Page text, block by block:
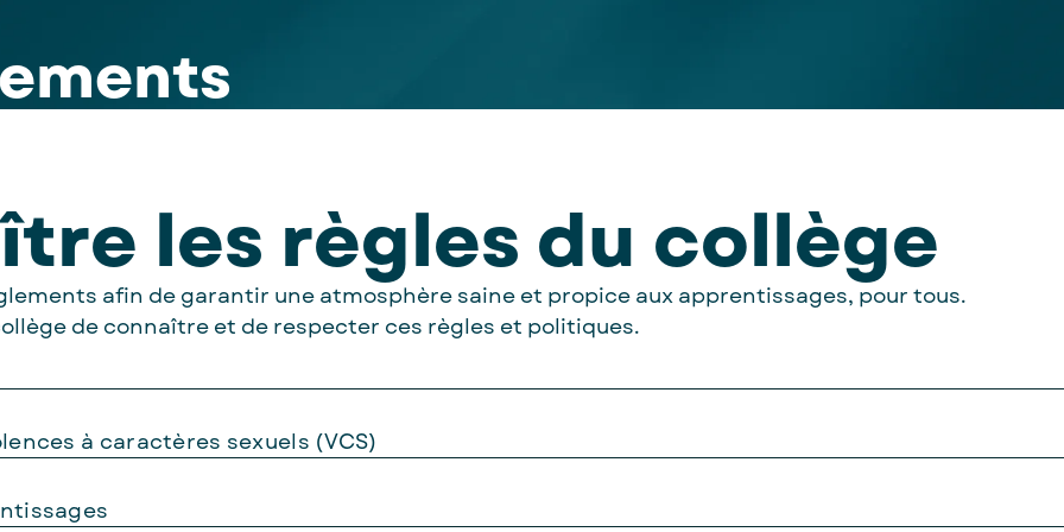
les règles du collège
afin de garantir une atmosphère saine et propice aux apprentissages, pour tous.
de connaître et de respecter ces règles et politiques.
à caractères sexuels (VCS)